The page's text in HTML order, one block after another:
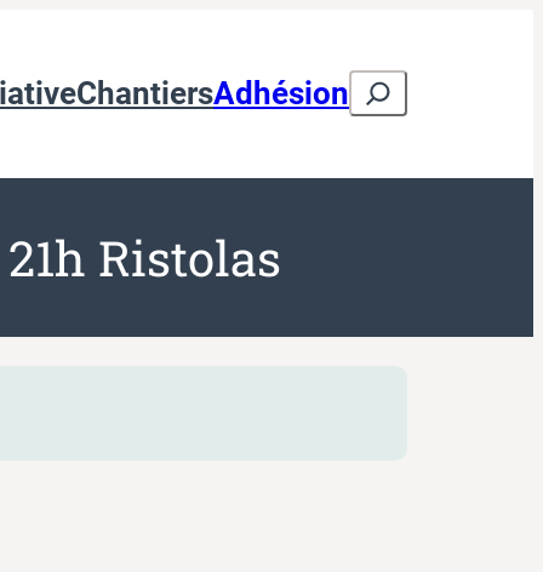
ChantiersAdhésion Search
Ristolas